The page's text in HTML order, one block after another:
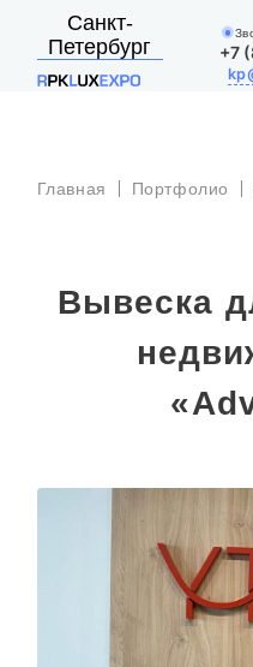
Санкт-
Петербург
+7
УСЛУГИ
АКЦИИ
О КОМПАНИИ
Главная Портфолио
Вывеска